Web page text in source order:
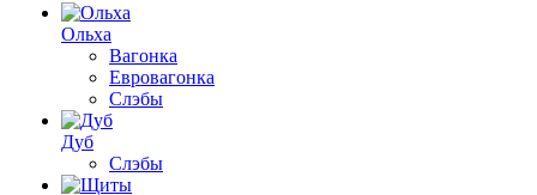
Ольха
Вагонка
Евровагонка
Слэбы
Дуб
Слэбы